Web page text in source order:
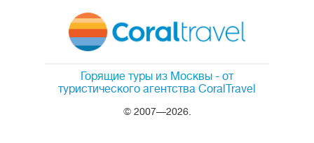
Горящие туры из Москвы - от
туристического агентства CoralTravel
© 2007—2026.